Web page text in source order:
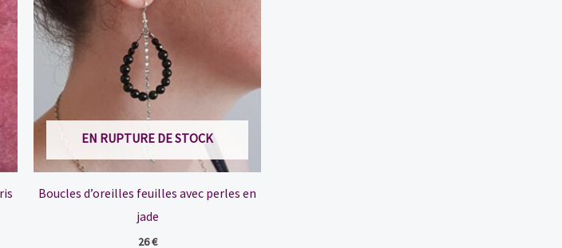
EN RUPTURE DE STOCK
Boucles d’oreilles feuilles avec perles en
jade
26€